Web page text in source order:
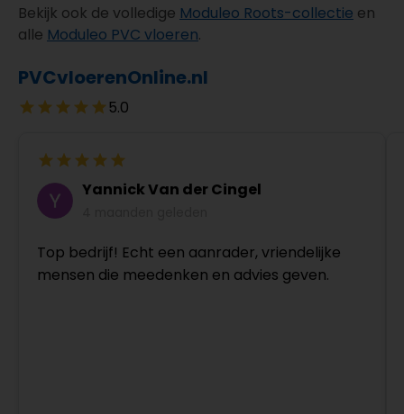
Bekijk ook de volledige Moduleo Roots-collectie en
alle Moduleo PVC vloeren.
PVCvloerenOnline.nl
5.0
Yannick Van der Cingel
Top bedrijf! Echt een aanrader, vriendelijke
mensen die meedenken en advies geven.